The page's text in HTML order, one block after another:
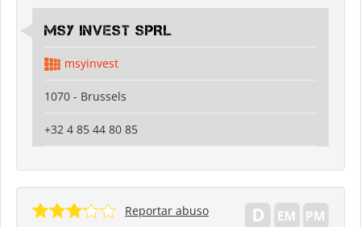
MSY INVEST SPRL
msyinvest
1070 - Brussels
+32 4 85 44 80 85
Reportar abuso